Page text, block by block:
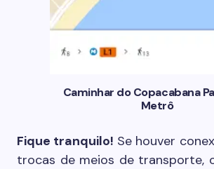
Caminhar do Copacabana
Metrô
Fique tranquilo! Se houver
trocas de meios de transporte,